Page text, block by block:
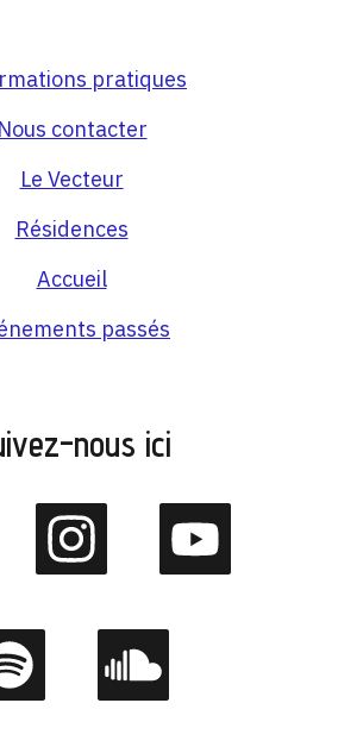
pratiques
Nous contacter
Le Vecteur
Résidences
Accueil
passés
nous ici